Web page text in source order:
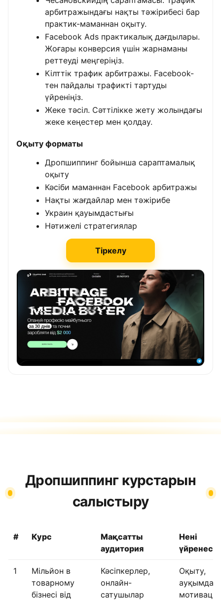
арбитражындағы нақты тәжірибесі бар
практик-маманнан оқыту.
Facebook Ads практикалық дағдылары.
Жоғары конверсия үшін жарнаманы
реттеуді меңгеріңіз.
Кілттік трафик арбитражы. Facebook-
тен пайдалы трафикті тартуды
үйреніңіз.
Жеке тәсіл. Сәттілікке жету жолындағы
жеке кеңестер мен қолдау.
Оқыту форматы
Дропшиппинг бойынша сараптамалық
оқыту
Кәсіби маманнан Facebook арбитражы
Нақты жағдайлар мен тәжірибе
Украин қауымдастығы
Нәтижелі стратегиялар
Тіркелу
Дропшиппинг курстарын
салыстыру
# Курс
Мақсатты
аудитория
Нені
үйренесіз
1
Мільйон в
товарному
бізнесі від
Кәсіпкерлер,
онлайн-
сатушылар
Оқыту,
ауқымдау,